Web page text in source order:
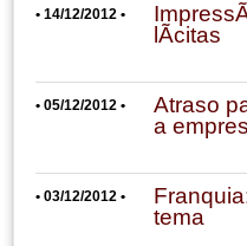
• 14/12/2012 •
lÃ­citas
• 05/12/2012 •
Atraso
a
• 03/12/2012 •
tema